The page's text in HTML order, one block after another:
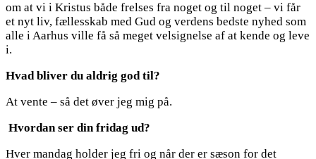
om at vi i Kristus både frelses fra noget og til noget – vi får
et nyt liv, fællesskab med Gud og verdens bedste nyhed som
alle i Aarhus ville få så meget velsignelse af at kende og leve
i.
Hvad bliver du aldrig god til?
At vente – så det øver jeg mig på.
Hvordan ser din fridag ud?
Hver mandag holder jeg fri og når der er sæson for det